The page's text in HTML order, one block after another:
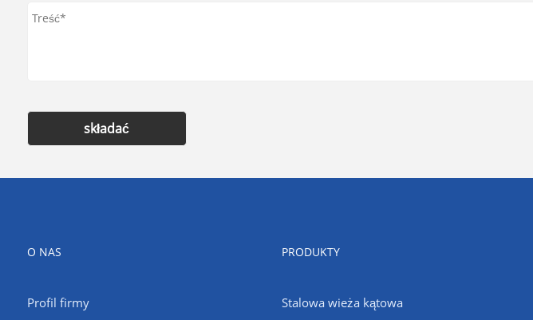
składać
O NAS
Profil firmy
PRODUKTY
Stalowa wieża kątowa